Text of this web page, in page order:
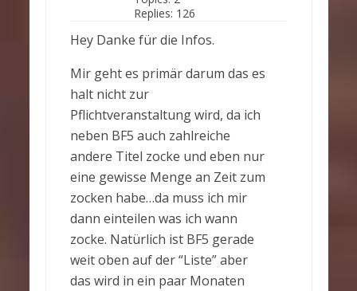
Replies: 126
Hey Danke für die Infos.
Mir geht es primär darum das es
halt nicht zur
Pflichtveranstaltung wird, da ich
neben BF5 auch zahlreiche
andere Titel zocke und eben nur
eine gewisse Menge an Zeit zum
zocken habe…da muss ich mir
dann einteilen was ich wann
zocke. Natürlich ist BF5 gerade
weit oben auf der “Liste” aber
das wird in ein paar Monaten